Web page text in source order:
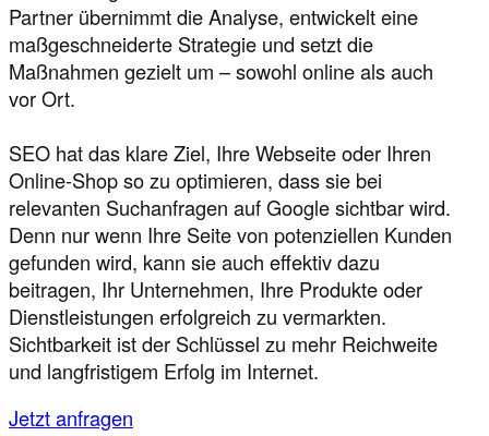
Partner übernimmt die Analyse, entwickelt eine
maßgeschneiderte Strategie und setzt die
Maßnahmen gezielt um – sowohl online als auch
vor Ort.
SEO hat das klare Ziel, Ihre Webseite oder Ihren
Online-Shop so zu optimieren, dass sie bei
relevanten Suchanfragen auf Google sichtbar wird.
Denn nur wenn Ihre Seite von potenziellen Kunden
gefunden wird, kann sie auch effektiv dazu
beitragen, Ihr Unternehmen, Ihre Produkte oder
Dienstleistungen erfolgreich zu vermarkten.
Sichtbarkeit ist der Schlüssel zu mehr Reichweite
und langfristigem Erfolg im Internet.
Jetzt anfragen